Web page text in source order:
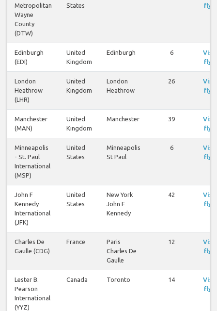
Metropolitan
Wayne
County
(DTW)
States
flyg
Edinburgh
(EDI)
United
Kingdom
Edinburgh 6
Visa
flyg
London
Heathrow
(LHR)
United
Kingdom
London
Heathrow
26
Visa
flyg
Manchester
(MAN)
United
Kingdom
Manchester 39
Visa
flyg
Minneapolis
- St. Paul
International
(MSP)
United
States
Minneapolis
St Paul
6
Visa
flyg
John F
Kennedy
International
(JFK)
United
States
New York
John F
Kennedy
42
Visa
flyg
Charles De
Gaulle (CDG)
France
Paris
Charles De
Gaulle
12
Visa
flyg
Lester B.
Pearson
International
(YYZ)
Canada Toronto 14
Visa
flyg